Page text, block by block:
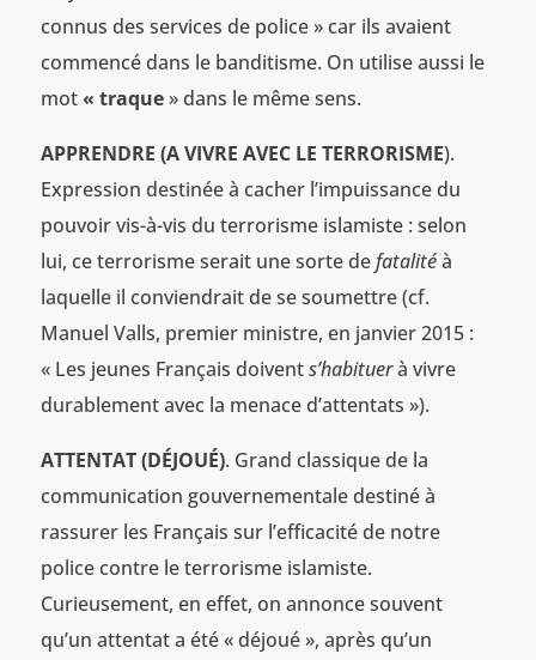
connus des services de police » car ils avaient
commencé dans le banditisme. On utilise aussi le
mot« traque» dans le même sens.
APPRENDRE (A VIVRE AVEC LE TERRORISME).
Expression destinée à cacher l’impuissance du
pouvoir vis-à-vis du terrorisme islamiste : selon
lui, ce terrorisme serait une sorte defatalitéà
laquelle il conviendrait de se soumettre (cf.
Manuel Valls, premier ministre, en janvier 2015 :
« Les jeunes Français doivents’habituerà vivre
durablement avec la menace d’attentats »).
ATTENTAT (DÉJOUÉ). Grand classique de la
communication gouvernementale destiné à
rassurer les Français sur l’efficacité de notre
police contre le terrorisme islamiste.
Curieusement, en effet, on annonce souvent
qu’un attentat a été « déjoué », après qu’un